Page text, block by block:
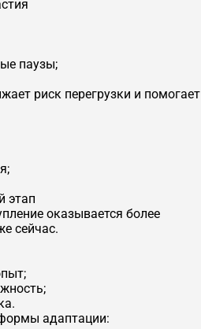
паузы;
риск перегрузки и помогает
этап
оказывается более
сейчас.
адаптации: